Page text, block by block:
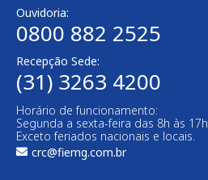
Ouvidoria:
0800 882 2525​
Recepção Sede:
(31) 3263 4200
Horário de funcionamento:
Segunda a sexta-feira das 8h às 17h
Exceto feriados nacionais e locais.
crc@fiemg.com.br